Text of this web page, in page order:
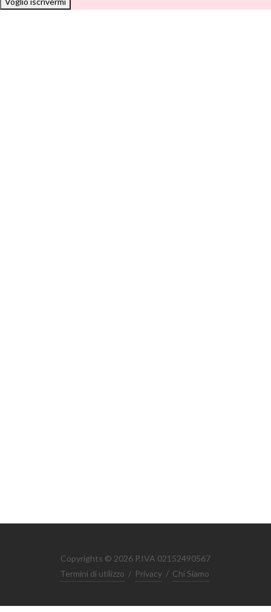
Copyrights © 2026 P.IVA 02152490567
Termini di utilizzo / Privacy / Chi Siamo